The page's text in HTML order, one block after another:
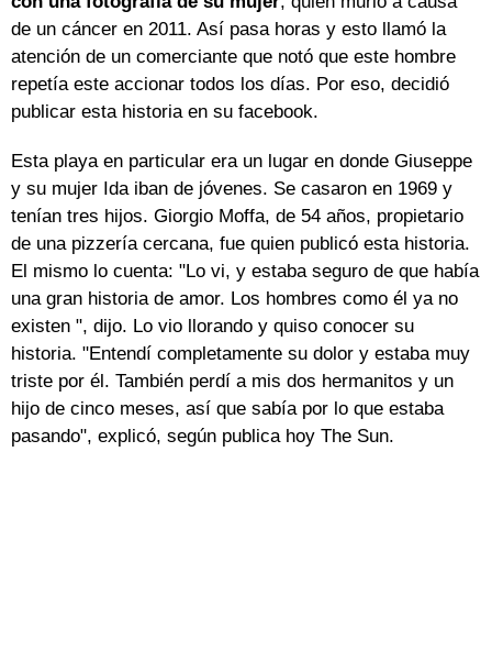
de un cáncer en 2011. Así pasa horas y esto llamó la
atención de un comerciante que notó que este hombre
repetía este accionar todos los días. Por eso, decidió
publicar esta historia en su facebook.
Esta playa en particular era un lugar en donde Giuseppe
y su mujer Ida iban de jóvenes. Se casaron en 1969 y
tenían tres hijos. Giorgio Moffa, de 54 años, propietario
de una pizzería cercana, fue quien publicó esta historia.
El mismo lo cuenta: "Lo vi, y estaba seguro de que había
una gran historia de amor. Los hombres como él ya no
existen ", dijo. Lo vio llorando y quiso conocer su
historia. "Entendí completamente su dolor y estaba muy
triste por él. También perdí a mis dos hermanitos y un
hijo de cinco meses, así que sabía por lo que estaba
pasando", explicó, según publica hoy The Sun.